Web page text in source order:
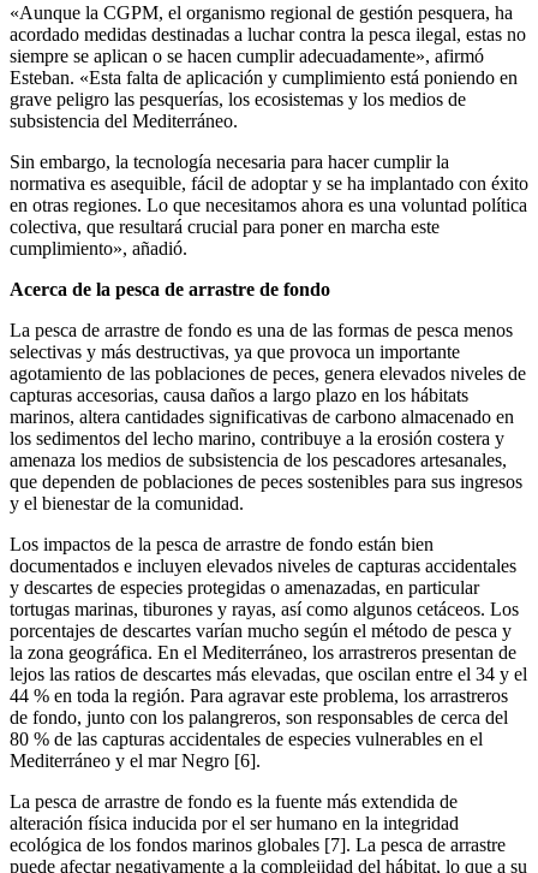
«Aunque la CGPM, el organismo regional de gestión pesquera, ha
acordado medidas destinadas a luchar contra la pesca ilegal, estas no
siempre se aplican o se hacen cumplir adecuadamente», afirmó
Esteban. «Esta falta de aplicación y cumplimiento está poniendo en
grave peligro las pesquerías, los ecosistemas y los medios de
subsistencia del Mediterráneo.
Sin embargo, la tecnología necesaria para hacer cumplir la
normativa es asequible, fácil de adoptar y se ha implantado con éxito
en otras regiones. Lo que necesitamos ahora es una voluntad política
colectiva, que resultará crucial para poner en marcha este
cumplimiento», añadió.
Acerca de la pesca de arrastre de fondo
La pesca de arrastre de fondo es una de las formas de pesca menos
selectivas y más destructivas, ya que provoca un importante
agotamiento de las poblaciones de peces, genera elevados niveles de
capturas accesorias, causa daños a largo plazo en los hábitats
marinos, altera cantidades significativas de carbono almacenado en
los sedimentos del lecho marino, contribuye a la erosión costera y
amenaza los medios de subsistencia de los pescadores artesanales,
que dependen de poblaciones de peces sostenibles para sus ingresos
y el bienestar de la comunidad.
Los impactos de la pesca de arrastre de fondo están bien
documentados e incluyen elevados niveles de capturas accidentales
y descartes de especies protegidas o amenazadas, en particular
tortugas marinas, tiburones y rayas, así como algunos cetáceos. Los
porcentajes de descartes varían mucho según el método de pesca y
la zona geográfica. En el Mediterráneo, los arrastreros presentan de
lejos las ratios de descartes más elevadas, que oscilan entre el 34 y el
44 % en toda la región. Para agravar este problema, los arrastreros
de fondo, junto con los palangreros, son responsables de cerca del
80 % de las capturas accidentales de especies vulnerables en el
Mediterráneo y el mar Negro [6].
La pesca de arrastre de fondo es la fuente más extendida de
alteración física inducida por el ser humano en la integridad
ecológica de los fondos marinos globales [7]. La pesca de arrastre
puede afectar negativamente a la complejidad del hábitat, lo que a su